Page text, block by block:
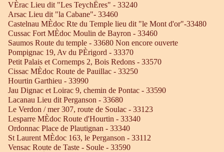
VÈrac Lieu dit "Les TeychËres" - 33240
Arsac Lieu dit "la Cabane"- 33460
Castelnau MÈdoc Rte du Temple lieu dit "le Mont d'or"-33480
Cussac Fort MÈdoc Moulin de Bayron - 33460
Saumos Route du temple - 33680 Non encore ouverte
Pompignac 19, Av du PÈrigord - 33370
Petit Palais et Cornemps 2, Bois Redons - 33570
Cissac MÈdoc Route de Pauillac - 33250
Hourtin Garthieu - 33990
Jau Dignac et Loirac 9, chemin de Pontac - 33590
Lacanau Lieu dit Perganson - 33680
Le Verdon / mer 307, route de Soulac - 33123
Lesparre MÈdoc Route d'Hourtin - 33340
Ordonnac Place de Plautignan - 33340
St Laurent MÈdoc 163, le Perganson - 33112
Vensac Route de Taste - Soule - 33590